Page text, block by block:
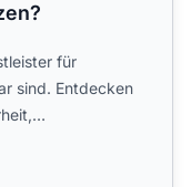
für
sind. Entdecken